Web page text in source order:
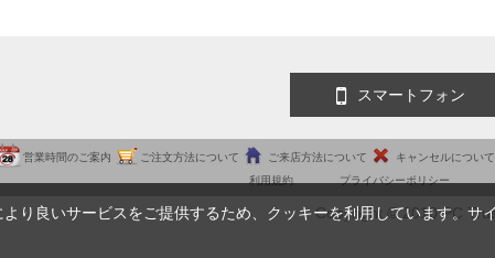
スマートフォン
営業時間のご案内 ご注文方法について ご来店方法について キャンセルについて
利用規約
プライバシーポリシー
Copyright © 2010 PC
り良いサービスをご提供するため、クッキーを利用しています。